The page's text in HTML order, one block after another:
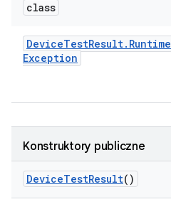
class
DeviceTestResult. Runtime
Exception
Konstruktory publiczne
DeviceTestResult()